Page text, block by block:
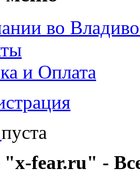
во
и Оплата
пуста
fear.ru" -